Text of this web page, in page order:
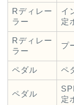
Rディレー
ラー
イ
定
Rディレー
ラー
プ
ペダル ペ
ペダル
定